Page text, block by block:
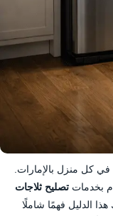
في كل منزل بالإمارات.
بخدمات تصليح ثلاجات
الدليل فهمًا شاملًا